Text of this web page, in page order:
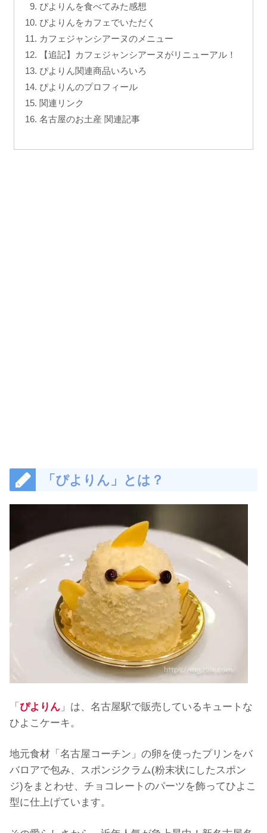
ぴよりんを食べてみた感想
ぴよりんをカフェでいただく
カフェジャンシアーヌのメニュー
【追記】カフェジャンシアーヌがリニューアル！
ぴよりん関連商品いろいろ
ぴよりんのプロフィール
関連リンク
名古屋のお土産 関連記事
「ぴよりん」とは？
「 ぴよりん 」は、名古屋駅で販売しているキュートな
ひよこケーキ。
地元食材「名古屋コーチン」の卵を使ったプリンをバ
バロアで包み、スポンジクラム(粉末状にしたスポン
ジ)をまとわせ、チョコレートのパーツを飾ってひよこ
型に仕上げています。